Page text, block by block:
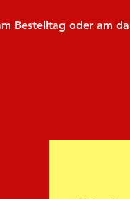
Bestelltag oder am